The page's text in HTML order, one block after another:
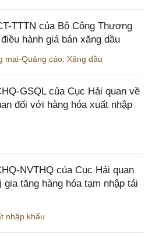
TTTN của Bộ Công Thương
hành giá bán xăng dầu
mại-Quảng cáo Xăng dầu
GSQL của Cục Hải quan về
đối với hàng hóa xuất nhập
NVTHQ của Cục Hải quan
tăng hàng hóa tạm nhập tái
nhập khẩu